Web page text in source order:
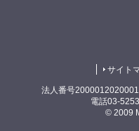
サイト
法人番号
電話03-
© 2009